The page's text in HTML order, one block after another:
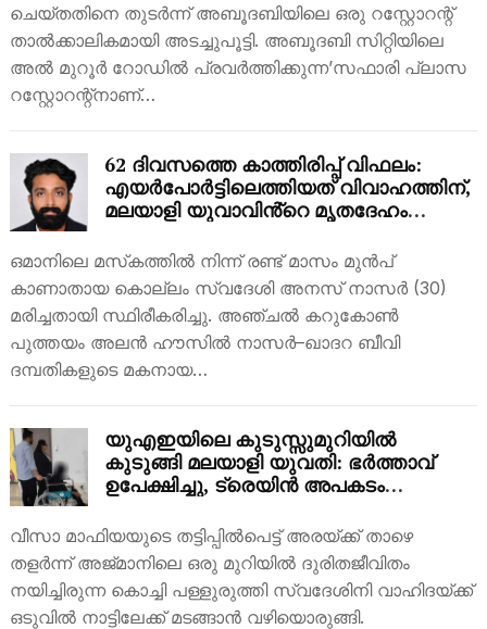
ചെയ്തതിനെ തുടർന്ന് അബൂദബിയിലെ ഒരു റസ്റ്റോറന്റ്
താൽക്കാലികമായി അടച്ചുപൂട്ടി. അബൂദബി സിറ്റിയിലെ
അൽ മുറൂർ റോഡിൽ പ്രവർത്തിക്കുന്ന’സഫാരി പ്ലാസ
റസ്റ്റോറന്റ്നാണ്…
62 ദിവസത്തെ കാത്തിരിപ്പ് വിഫലം:
എയർപോർട്ടിലെത്തിയത് വിവാഹത്തിന്,
മലയാളി യുവാവിൻ്റെ മൃതദേഹം
ഒമാനിലെ മസ്‌കത്തിൽ നിന്ന് രണ്ട് മാസം മുൻപ്
കാണാതായ കൊല്ലം സ്വദേശി അനസ് നാസർ (30)
മരിച്ചതായി സ്ഥിരീകരിച്ചു. അഞ്ചൽ കറുകോൺ
പുത്തയം അലൻ ഹൗസിൽ നാസർ–ഖാദറ ബീവി
ദമ്പതികളുടെ മകനായ…
യുഎഇയിലെ കുടുസ്സുമുറിയിൽ
കുടുങ്ങി മലയാളി യുവതി: ഭർത്താവ്
ഉപേക്ഷിച്ചു, ട്രെയിൻ അപകടം
കൈപിടിച്ചപ്പോൾ മക്കളുടെ അരികിലേക്ക്
മടക്കം
വീസാ മാഫിയയുടെ തട്ടിപ്പിൽപെട്ട് അരയ്ക്ക് താഴെ
തളർന്ന് അജ്മാനിലെ ഒരു മുറിയിൽ ദുരിതജീവിതം
നയിച്ചിരുന്ന കൊച്ചി പള്ളുരുത്തി സ്വദേശിനി വാഹിദയ്ക്ക്
ഒടുവിൽ നാട്ടിലേക്ക് മടങ്ങാൻ വഴിയൊരുങ്ങി.